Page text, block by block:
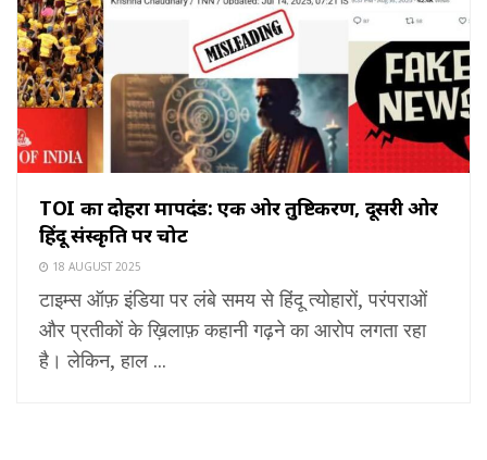
TOI का दोहरा मापदंड: एक ओर तुष्टिकरण, दूसरी ओर
हिंदू संस्कृति पर चोट
18 AUGUST 2025
टाइम्स ऑफ़ इंडिया पर लंबे समय से हिंदू त्योहारों, परंपराओं
और प्रतीकों के ख़िलाफ़ कहानी गढ़ने का आरोप लगता रहा
है। लेकिन, हाल ...